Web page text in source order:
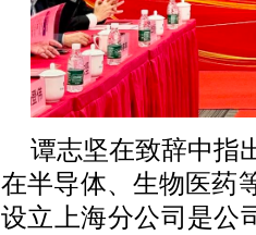
谭志坚在致辞中指
在半导体、生物医药
设立上海分公司是公